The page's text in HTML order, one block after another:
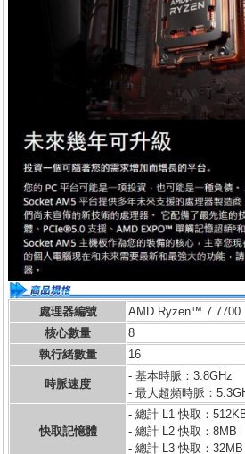
處理器編號
AMD Ryzen™ 7 7700
核心數量
8
執行緒數量
16
時脈速度
- 基本時脈：3.8GHz
- 最大超頻時脈：
快取記憶體
- 總計 L1 快取：
- 總計 L2 快取：8MB
- 總計 L3 快取：32MB